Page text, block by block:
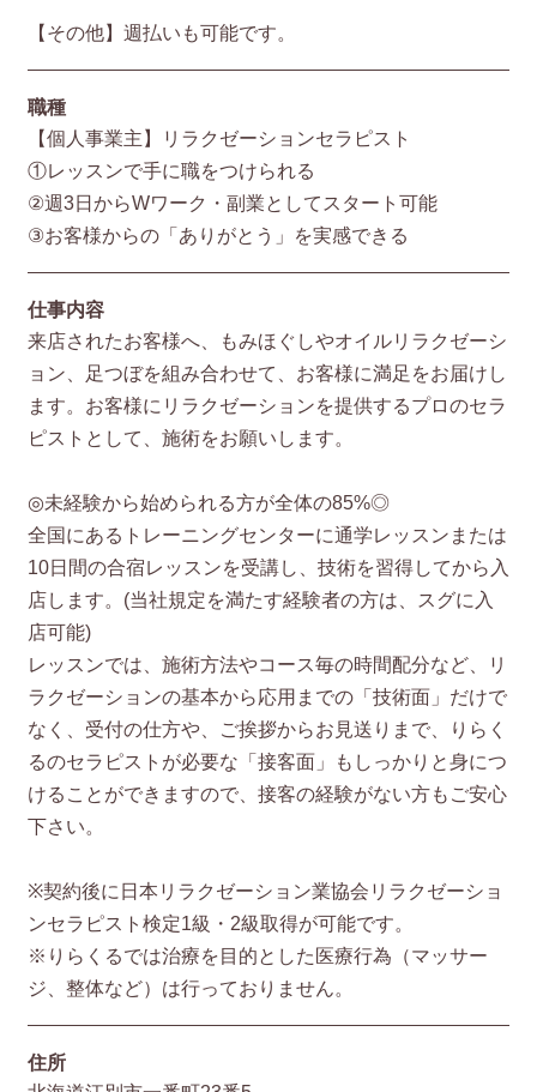
【その他】週払いも可能です。
職種
【個人事業主】リラクゼーションセラピスト
①レッスンで手に職をつけられる
②週3日からWワーク・副業としてスタート可能
③お客様からの「ありがとう」を実感できる
仕事内容
来店されたお客様へ、もみほぐしやオイルリラクゼーシ
ョン、足つぼを組み合わせて、お客様に満足をお届けし
ます。お客様にリラクゼーションを提供するプロのセラ
ピストとして、施術をお願いします。
◎未経験から始められる方が全体の85%◎
全国にあるトレーニングセンターに通学レッスンまたは
10日間の合宿レッスンを受講し、技術を習得してから入
店します。(当社規定を満たす経験者の方は、スグに入
店可能)
レッスンでは、施術方法やコース毎の時間配分など、リ
ラクゼーションの基本から応用までの「技術面」だけで
なく、受付の仕方や、ご挨拶からお見送りまで、りらく
るのセラピストが必要な「接客面」もしっかりと身につ
けることができますので、接客の経験がない方もご安心
下さい。
※契約後に日本リラクゼーション業協会リラクゼーショ
ンセラピスト検定1級・2級取得が可能です。
※りらくるでは治療を目的とした医療行為（マッサー
ジ、整体など）は行っておりません。
住所